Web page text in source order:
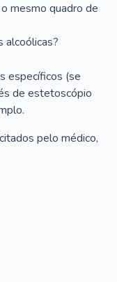
mesmo quadro de
alcoólicas?
específicos (se
de estetoscópio
pelo médico,